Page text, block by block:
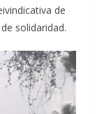
de
solidaridad.